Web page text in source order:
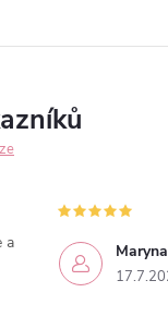
a